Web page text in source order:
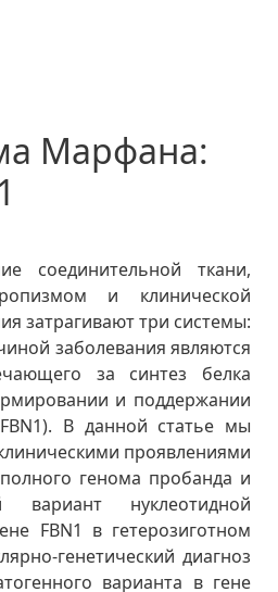
Марфана:
соединительной ткани,
и клинической
затрагивают три системы:
заболевания являются
за синтез белка
и поддержании
B данной статье мы
проявлениями
генома пробанда и
нуклеотидной
FBN1 в гетерозиготном
генетический диагноз
варианта в гене